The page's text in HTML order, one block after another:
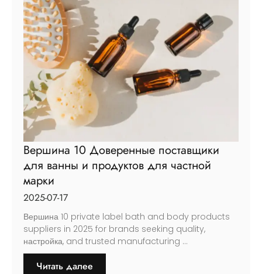
Вершина 10 Доверенные поставщики
для ванны и продуктов для частной
марки
2025-07-17
Вершина 10 private label bath and body products
suppliers in 2025 for brands seeking quality,
настройка, and trusted manufacturing ...
Читать далее